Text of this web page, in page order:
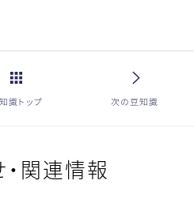
識トップ 次の豆知識
関連情報